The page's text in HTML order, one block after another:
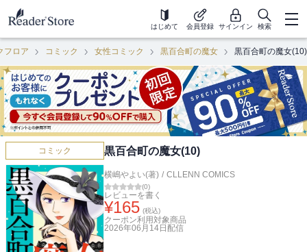
はじめて 会員登録 サインイン 検索
フロア コミック 女性コミック 黒百合町の魔女 黒百合町の魔女(10)
コミック 黒百合町の魔女(10)
横嶋やよい(著) / CLLENN COMICS
(0)
レビューを書く
¥165 (税込)
クーポン利用対象商品
2026年06月14日 配信